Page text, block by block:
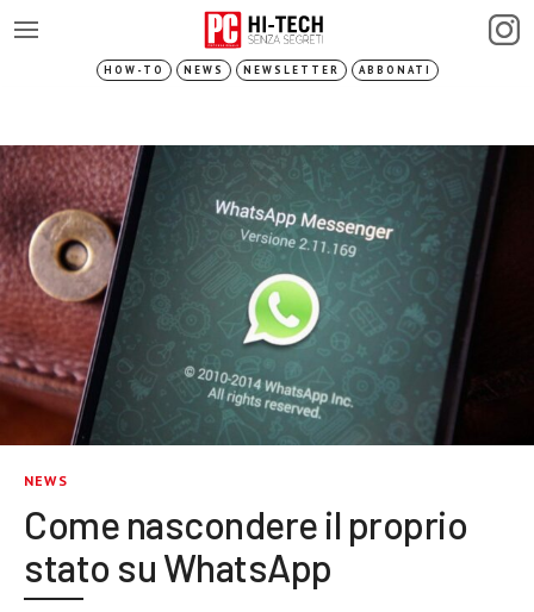
HOW-TO NEWS NEWSLETTER ABBONATI
NEWS
Come nascondere il proprio
stato su WhatsApp